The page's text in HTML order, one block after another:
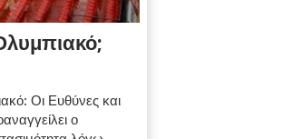
Οι Ευθύνες και
ο